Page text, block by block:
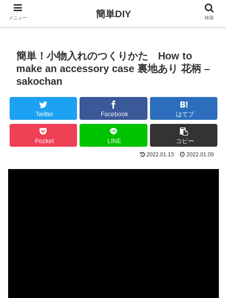
簡単！小物入れのつくりかた How to
make an accessory case 裏地あり 花柄 –
sakochan
Twitter Facebook はてブ
Pocket LINE コピー
2022.01.13 2022.01.09
メニュー 簡単DIY 検索